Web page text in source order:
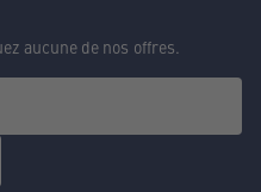
aucune de nos offres.